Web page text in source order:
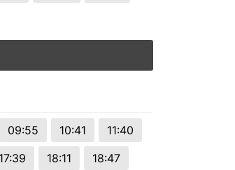
09:55 10:41
11:40
17:39 18:11
18:47